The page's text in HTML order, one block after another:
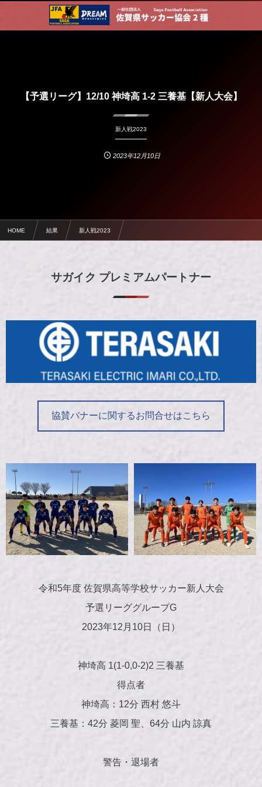
【予選リーグ】12/10 神埼高 1-2 三養基【新人大会】
新人戦2023
2023年12月10日
HOME 結果 新人戦2023
サガイク プレミアムパートナー
協賛バナーに関するお問合せはこちら
令和5年度 佐賀県高等学校サッカー新人大会
予選リーググループG
2023年12月10日（日）
神埼高 1(1-0,0-2)2 三養基
得点者
神埼高：12分 西村 悠斗
三養基：42分 菱岡 聖、64分 山内 諒真
警告・退場者